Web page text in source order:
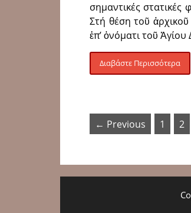
σημαντικές στατικές
Στή θέση τοῦ
ἐπ’ ὀνόματι τοῦ
Διαβάστε Περισσότερα
← Previous 1 2